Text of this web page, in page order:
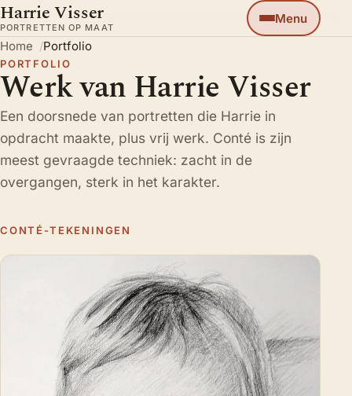
Harrie Visser
PORTRETTEN OP MAAT
Menu
Home
Portfolio
PORTFOLIO
Werk van Harrie Visser
Een doorsnede van portretten die Harrie in
opdracht maakte, plus vrij werk. Conté is zijn
meest gevraagde techniek: zacht in de
overgangen, sterk in het karakter.
CONTÉ-TEKENINGEN